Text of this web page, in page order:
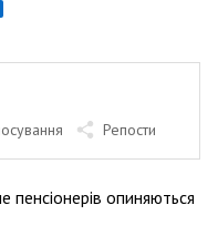
Репости